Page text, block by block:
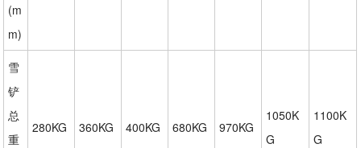
(m
m)
雪
铲
总
重
280KG 360KG 400KG 680KG 970KG
1050K
G
1100K
G